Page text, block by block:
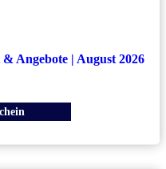
Angebote | August 2026